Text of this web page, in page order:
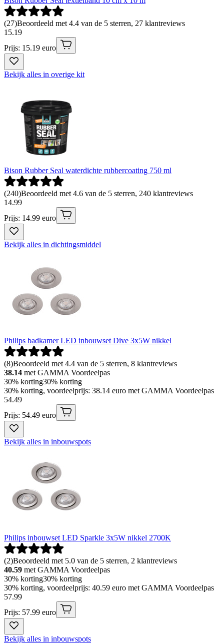
(27)Beoordeeld met 4.4 van de 5 sterren, 27 klantreviews
15.19
Prijs: 15.19 euro
Bekijk alles in overige kit
Bison Rubber Seal waterdichte rubbercoating 750 ml
(240)Beoordeeld met 4.6 van de 5 sterren, 240 klantreviews
14.99
Prijs: 14.99 euro
Bekijk alles in dichtingsmiddel
Philips badkamer LED inbouwset Dive 3x5W nikkel
(8)Beoordeeld met 4.4 van de 5 sterren, 8 klantreviews
38.14 met GAMMA Voordeelpas
30% korting30% korting
30% korting, voordeelprijs: 38.14 euro met GAMMA Voordeelpas
54.49
Prijs: 54.49 euro
Bekijk alles in inbouwspots
Philips inbouwset LED Sparkle 3x5W nikkel 2700K
(2)Beoordeeld met 5.0 van de 5 sterren, 2 klantreviews
40.59 met GAMMA Voordeelpas
30% korting30% korting
30% korting, voordeelprijs: 40.59 euro met GAMMA Voordeelpas
57.99
Prijs: 57.99 euro
Bekijk alles in inbouwspots